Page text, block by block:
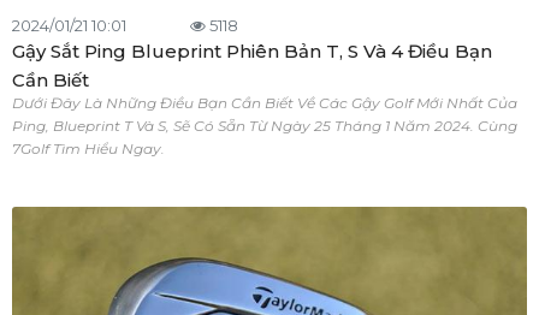
2024/01/21 10:01 5118
Gậy Sắt Ping Blueprint Phiên Bản T, S Và 4 Điều Bạn
Cần Biết
Dưới Đây Là Những Điều Bạn Cần Biết Về Các Gậy Golf Mới Nhất Của
Ping, Blueprint T Và S, Sẽ Có Sẵn Từ Ngày 25 Tháng 1 Năm 2024. Cùng
7Golf Tìm Hiểu Ngay.